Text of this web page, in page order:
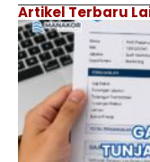
Artikel Terbaru